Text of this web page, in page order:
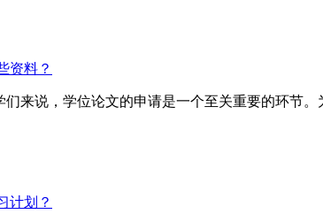
资料？
来说，学位论文的申请是一个至关重要的环节
计划？